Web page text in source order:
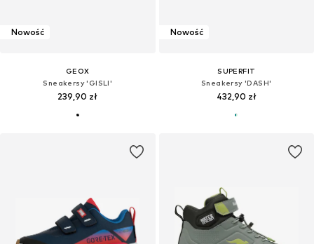
Nowość
GEOX
Sneakersy 'GISLI'
239,90 zł
Nowość
SUPERFIT
Sneakersy 'DASH'
432,90 zł